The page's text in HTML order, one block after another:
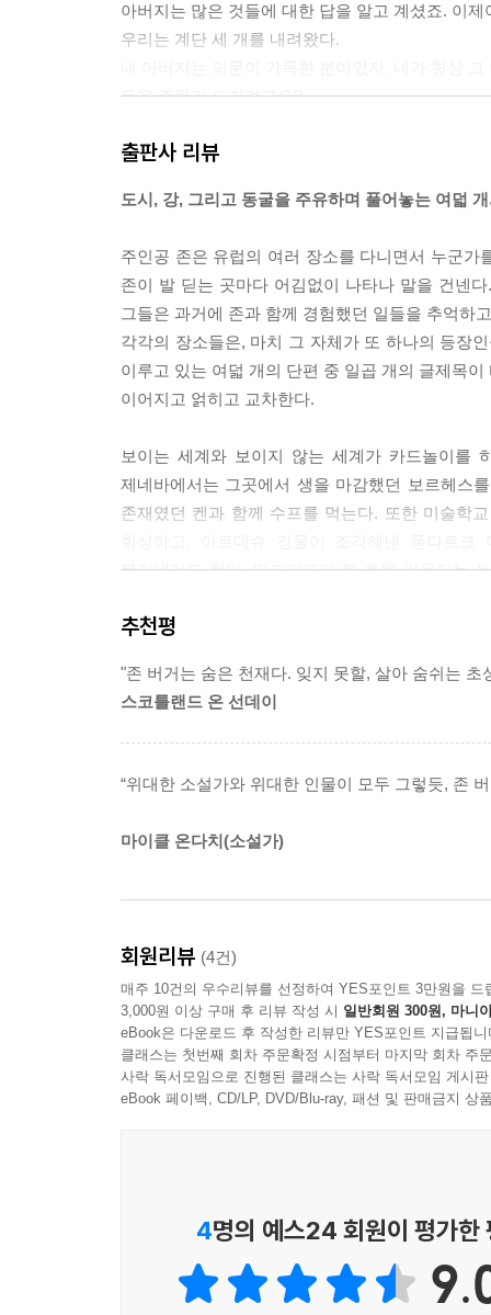
아버지는 많은 것들에 대한 답을 알고 계셨죠. 이제
우리는 계단 세 개를 내려왔다.
등을 주물러 드리려고요?
다시 네 계단. 어머니는 난간을 잡고 있던 손을 놓
어머니는 대답 대신 치마를 추스리고는 계단에 앉
여기 와 보신 적이 있던가요. - 그러고는 너무 노
이번에도 내 질문은 무시됐다.
-- pp 13~14
출판사 리뷰
도시, 강, 그리고 동굴을 주유하며 풀어놓는 여덟
주인공 존은 유럽의 여러 장소를 다니면서 누군
존이 발 딛는 곳마다 어김없이 나타나 말을 건넨
그들은 과거에 존과 함께 경험했던 일들을 추억하
각각의 장소들은, 마치 그 자체가 또 하나의 등장
이루고 있는 여덟 개의 단편 중 일곱 개의 글제목
이어지고 얽히고 교차한다.
보이는 세계와 보이지 않는 세계가 카드놀이를
제네바에서는 그곳에서 생을 마감했던 보르헤스
존재였던 켄과 함께 수프를 먹는다. 또한 미술학
불러내기도 한다. 마드리드의 한 호텔 라운지는
방문으로 인해 다시 살아나는 것처럼, 되돌려진
경계 없는 흐름, 아름다운 문장에 담긴 삶에 대한
작가 자신이거나 혹은 가공의 인물이거나, 아니
것인지의 구분이 희미해진다. 이러한 점은 마지
생동감 넘치는 일상을 병치시킨다. 어린 시절과
국적의 경계를 부정하는 글쓰기를 해 온 존 버거
최고의 작가로 자리매김된다. 즉, 그는 자신의 모
의한 인간소외 등―를 결코 과장되지 않은, 극도로
우리에게 던져 주는 것이다. 특히 생의 후반기에
추억하는 ‘또 다른 방법’이다. 그것은 결코 환상
세계를 떠나 생명력을 띠고 현실에서 아름답게 구
이처럼 존 버거는 지극히 평범하고 나지막한 목
있는 것이다. 존 버거가 한국의 독자들에게 전하
추천평
"존 버거는 숨은 천재다. 잊지 못할, 살아 숨쉬는
스코틀랜드 온 선데이
“위대한 소설가와 위대한 인물이 모두 그렇듯, 존
마이클 온다치(소설가)
회원리뷰 (4건)
매주 10건의 우수리뷰를 선정하여 YES포인트 3만원을 드
3,000원 이상 구매 후 리뷰 작성 시 일반회원 300원, 마니
eBook은 다운로드 후 작성한 리뷰만 YES포인트 지급됩니
클래스는 첫번째 회차 주문확정 시점부터 마지막 회차 주
사락 독서모임으로 진행된 클래스는 사락 독서모임 게시
eBook 페이백, CD/LP, DVD/Blu-ray, 패션 및 판매금지 상
4명의 예스24 회원이 평가한